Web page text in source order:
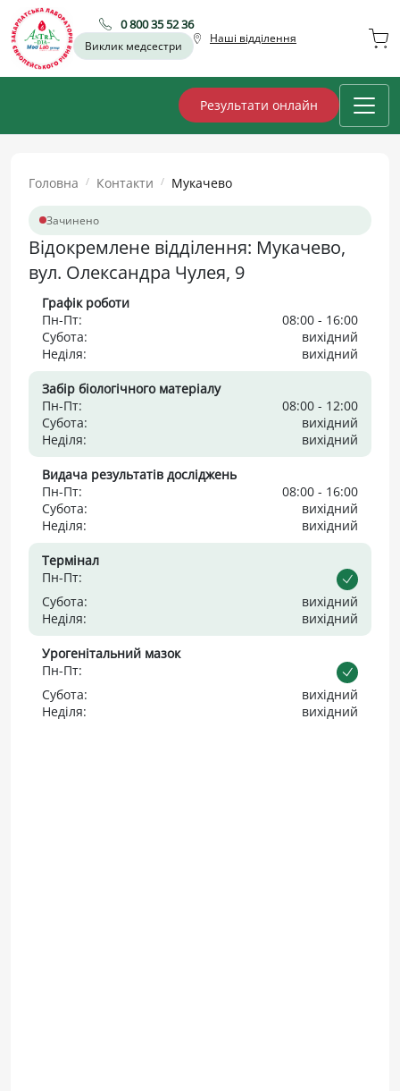
0 800 35 52 36
Виклик медсестри
Наші відділення
Результати онлайн
Головна Контакти Мукачево
Зачинено
Відокремлене відділення: Мукачево,
вул. Олександра Чулея, 9
Графік роботи
Пн-Пт:
08:00 - 16:00
Субота:
вихідний
Неділя:
вихідний
Забір біологічного матеріалу
Пн-Пт:
08:00 - 12:00
Субота:
вихідний
Неділя:
вихідний
Видача результатів досліджень
Пн-Пт:
08:00 - 16:00
Субота:
вихідний
Неділя:
вихідний
Термінал
Пн-Пт:
Субота:
вихідний
Неділя:
вихідний
Урогенітальний мазок
Пн-Пт:
Субота:
вихідний
Неділя:
вихідний